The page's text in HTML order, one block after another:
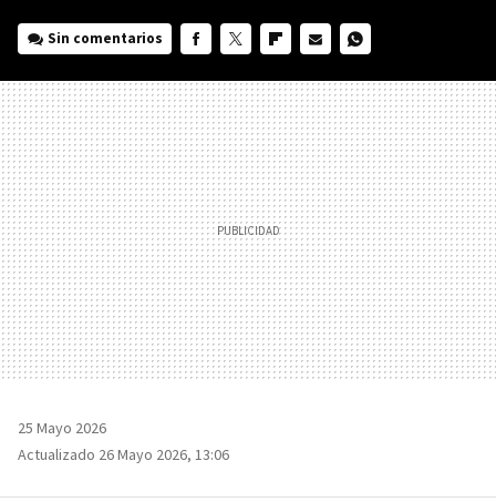
Sin comentarios
MAIL
25 Mayo 2026
Actualizado 26 Mayo 2026, 13:06